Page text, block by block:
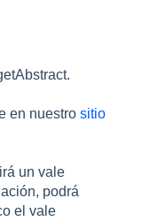
en nuestro sitio
un vale
podrá
el vale